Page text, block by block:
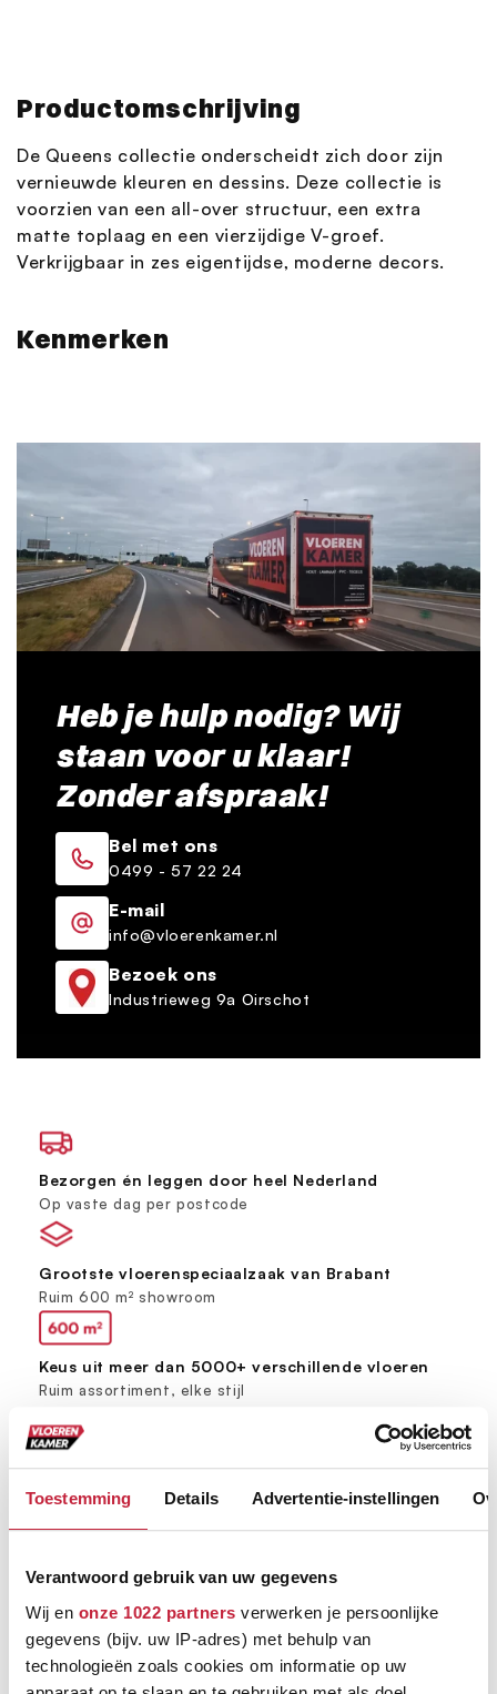
Toestemming Details Advertentie-instellingen
Verantwoord gebruik van uw gegevens
Wij en onze 1022 partners verwerken je persoonlijke
gegevens (bijv. uw IP-adres) met behulp van
technologieën zoals cookies om informatie op uw
Productomschrijving
De Queens collectie onderscheidt zich door zijn
vernieuwde kleuren en dessins. Deze collectie is
voorzien van een all-over structuur, een extra
matte toplaag en een vierzijdige V-groef.
Verkrijgbaar in zes eigentijdse, moderne decors.
Kenmerken
Heb je hulp nodig? Wij
staan voor u klaar!
Zonder afspraak!
Bel met ons
0499 - 57 22 24
E-mail
info@vloerenkamer.nl
Bezoek ons
Industrieweg 9a Oirschot
Bezorgen én leggen door heel Nederland
Op vaste dag per postcode
Grootste vloerenspeciaalzaak van Brabant
Ruim 600 m² showroom
Keus uit meer dan 5000+ verschillende vloeren
Ruim assortiment, elke stijl